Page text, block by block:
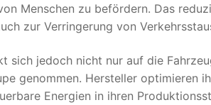
Menschen zu befördern. Das
zur Verringerung von
sich jedoch nicht nur auf die
genommen. Hersteller optimieren
Energien in ihren